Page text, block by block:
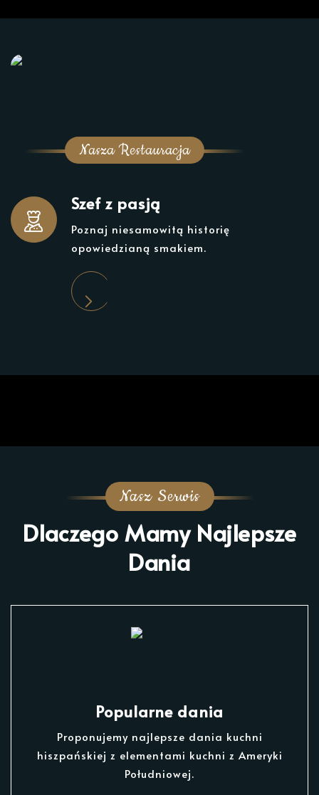
Nasza Restauracja
Szef z pasją
Poznaj niesamowitą historię
opowiedzianą smakiem.
Nasz Serwis
Dlaczego Mamy Najlepsze
Dania
Popularne dania
Proponujemy najlepsze dania kuchni
hiszpańskiej z elementami kuchni z Ameryki
Południowej.